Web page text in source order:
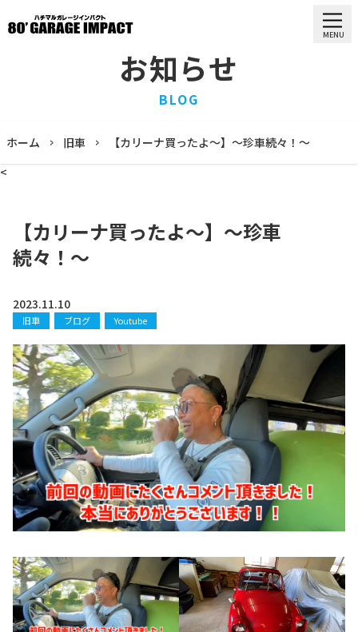
MENU
HOME
ホーム
PURCHASE
買取情報
求人情報
BLOG
CONTACT
お問合わせ
お知らせ
BLOG
ホーム 旧車
【カリーナ買ったよ〜】〜珍車続々！〜
<
【カリーナ買ったよ〜】〜珍車
続々！〜
2023.11.10
旧車 ブログ Youtube